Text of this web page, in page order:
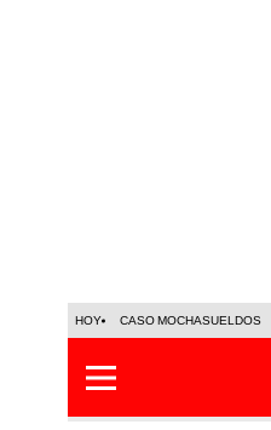
HOY CASO MOCHASUELDOS